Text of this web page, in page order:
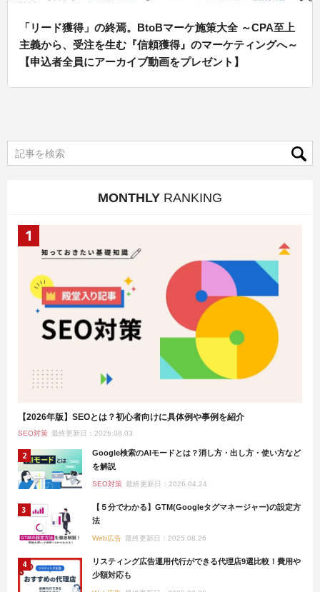
「リード獲得」の終焉。BtoBマーケ施策大全 ～CPA至上
主義から、受注を生む『信頼獲得』のマーケティングへ～
【申込者全員にアーカイブ動画をプレゼント】
MONTHLY RANKING
【2026年版】SEOとは？初心者向けに具体例や事例を紹介
SEO対策 最終更新日：2026.08.03
Google検索のAIモードとは？消し方・出し方・使い方など
を解説
SEO対策 最終更新日：2026.04.24
【５分でわかる】GTM(Googleタグマネージャー)の設定方
法
Web広告 最終更新日：2025.08.26
リスティング広告運用代行ができる代理店9選比較！費用や
少額対応も